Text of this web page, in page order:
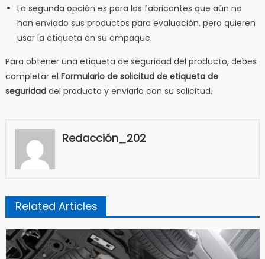
La segunda opción es para los fabricantes que aún no
han enviado sus productos para evaluación, pero quieren
usar la etiqueta en su empaque.
Para obtener una etiqueta de seguridad del producto, debes
completar el Formulario de solicitud de etiqueta de
seguridaddel producto y enviarlo con su solicitud.
Redacción_202
Related Articles